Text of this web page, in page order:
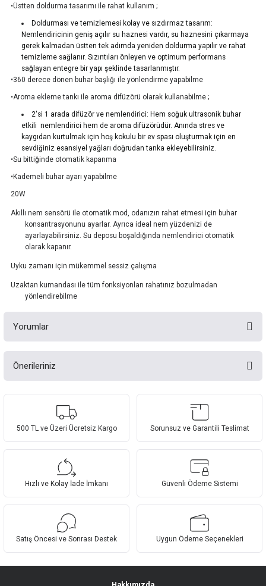
•Üstten doldurma tasarımı ile rahat kullanım ;
Doldurması ve temizlemesi kolay ve sızdırmaz tasarım:
Nemlendiricinin geniş açılır su haznesi vardır, su haznesini çıkarmaya
gerek kalmadan üstten tek adımda yeniden doldurma yapılır ve rahat
temizleme sağlanır. Sızıntıları önleyen ve optimum performans
sağlayan entegre bir yapı şeklinde tasarlanmıştır.
•360 derece dönen buhar başlığı ile yönlendirme yapabilme
•Aroma ekleme tankı ile aroma difüzörü olarak kullanabilme ;
2'si 1 arada difüzör ve nemlendirici: Hem soğuk ultrasonik buhar
etkili nemlendirici hem de aroma difüzörüdür. Anında stres ve
kaygıdan kurtulmak için hoş kokulu bir ev spası oluşturmak için en
sevdiğiniz esansiyel yağları doğrudan tanka ekleyebilirsiniz.
•Su bittiğinde otomatik kapanma
•Kademeli buhar ayarı yapabilme
20W
Akıllı nem sensörü ile otomatik mod, odanızın rahat etmesi için buhar
konsantrasyonunu ayarlar. Ayrıca ideal nem yüzdenizi de
ayarlayabilirsiniz. Su deposu boşaldığında nemlendirici otomatik
olarak kapanır.
Uyku zamanı için mükemmel sessiz çalışma
Uzaktan kumandası ile tüm fonksiyonları rahatınız bozulmadan
yönlendirebilme
Yorumlar
Önerileriniz
Bu ürünün fiyat bilgisi, resim, ürün açıklamalarında ve diğer konularda
yetersiz gördüğünüz noktaları öneri formunu kullanarak tarafımıza
Görüş ve önerileriniz için teşekkür ederiz.
Ürün resmi kalitesiz, bozuk veya görüntülenemiyor.
Ürün açıklamasında eksik bilgiler bulunuyor.
Bu ürüne benzer farklı alternatifler olmalı.
500 TL ve Üzeri Ücretsiz Kargo Sorunsuz ve Garantili Teslimat
Hızlı ve Kolay İade İmkanı Güvenli Ödeme Sistemi
Satış Öncesi ve Sonrası Destek Uygun Ödeme Seçenekleri